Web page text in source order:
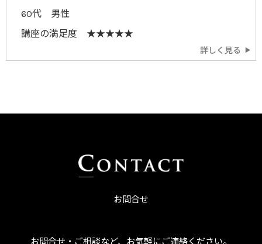
60代 男性
講座の満足度 ★★★★★
お問合せ
お問合せ・ご相談など、お気軽にご連絡ください。